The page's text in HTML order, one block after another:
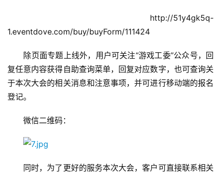
届
奖
月
http://51y4gk5q-
1.eventdove.com/buy/buyForm/111424
除页面专题上线外，用户可关注“游戏工委”公众号，回
复任意内容获得自助查询菜单，回复对应数字，也可查询关
于本次大会的相关消息和注意事项，并可进行移动端的报名
登记。
微信二维码：
同时，为了更好的服务本次大会，客户可直接联系相关